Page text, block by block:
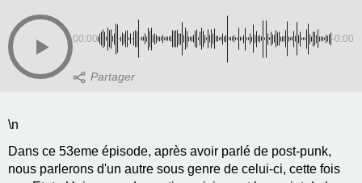
00:00 -0:00
\n
Dans ce 53eme épisode, après avoir parlé de post-punk,
nous parlerons d'un autre sous genre de celui-ci, cette fois